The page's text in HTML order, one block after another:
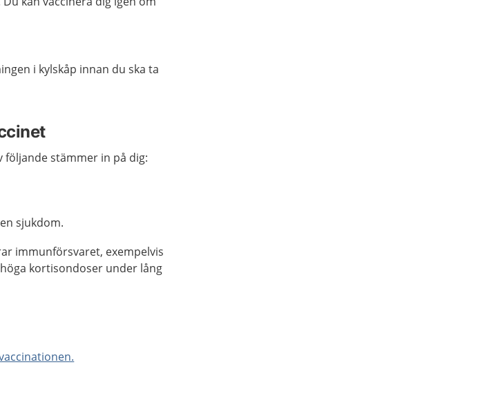
i kylskåp innan du ska ta
följande stämmer in på dig:
sjukdom.
immunförsvaret, exempelvis
kortisondoser under lång